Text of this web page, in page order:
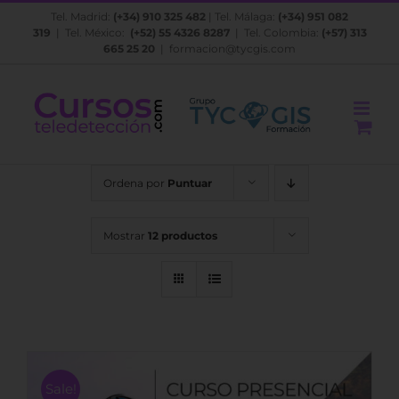
Saltar
Tel. Madrid: (+34) 910 325 482 | Tel. Málaga: (+34) 951 082
319 | Tel. México: (+52) 55 4326 8287| Tel. Colombia: (+57) 313
665 25 20
formacion@tycgis.com
Ordena por Puntuar
Mostrar 12 productos
Sale!